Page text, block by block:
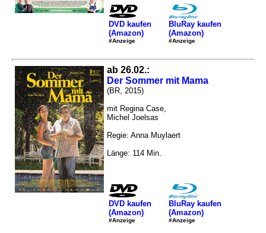
DVD kaufen
(Amazon)
#Anzeige
BluRay kaufen
(Amazon)
#Anzeige
ab 26.02.:
Der Sommer mit Mama
(BR, 2015)
mit Regina Case,
Michel Joelsas
Regie: Anna Muylaert
Länge: 114 Min.
DVD kaufen
(Amazon)
#Anzeige
BluRay kaufen
(Amazon)
#Anzeige